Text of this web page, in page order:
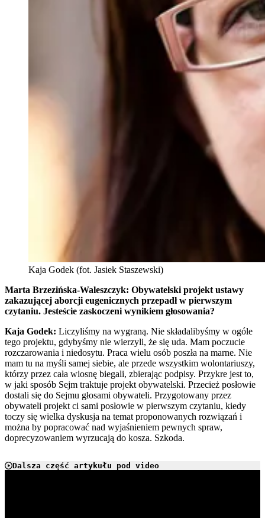
Kaja Godek (fot. Jasiek Staszewski)
Marta Brzezińska-Waleszczyk: Obywatelski projekt ustawy
zakazującej aborcji eugenicznych przepadł w pierwszym
czytaniu. Jesteście zaskoczeni wynikiem głosowania?
Kaja Godek: Liczyliśmy na wygraną. Nie składalibyśmy w ogóle
tego projektu, gdybyśmy nie wierzyli, że się uda. Mam poczucie
rozczarowania i niedosytu. Praca wielu osób poszła na marne. Nie
mam tu na myśli samej siebie, ale przede wszystkim wolontariuszy,
którzy przez cała wiosnę biegali, zbierając podpisy. Przykre jest to,
w jaki sposób Sejm traktuje projekt obywatelski. Przecież posłowie
dostali się do Sejmu głosami obywateli. Przygotowany przez
obywateli projekt ci sami posłowie w pierwszym czytaniu, kiedy
toczy się wielka dyskusja na temat proponowanych rozwiązań i
można by popracować nad wyjaśnieniem pewnych spraw,
doprecyzowaniem wyrzucają do kosza. Szkoda.
Dalsza część artykułu pod video